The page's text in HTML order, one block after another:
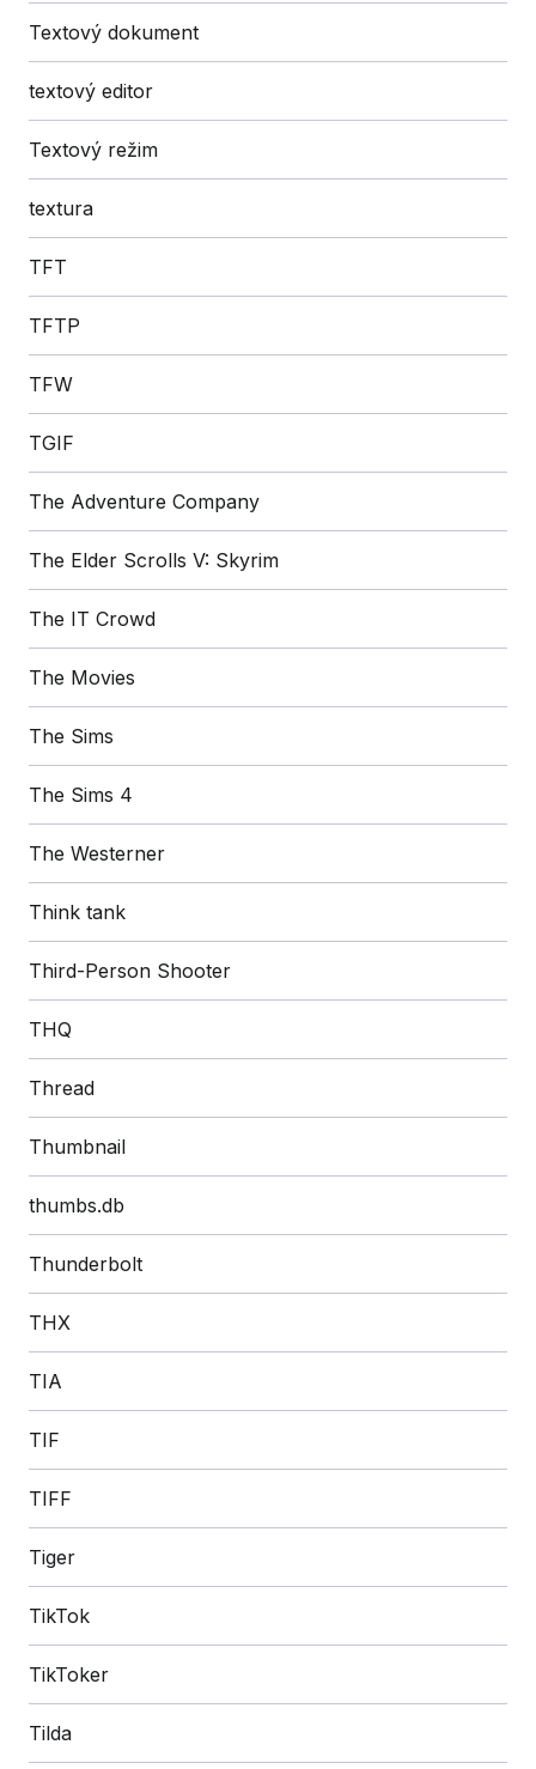
Textový dokument
textový editor
Textový režim
textura
TFT
TFTP
TFW
TGIF
The Adventure Company
The Elder Scrolls V: Skyrim
The IT Crowd
The Movies
The Sims
The Sims 4
The Westerner
Think tank
Third-Person Shooter
THQ
Thread
Thumbnail
thumbs.db
Thunderbolt
THX
TIA
TIF
TIFF
Tiger
TikTok
TikToker
Tilda